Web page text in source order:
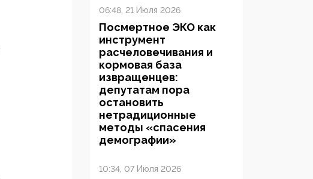
06:48, 21 Июля 2026
Посмертное ЭКО как
инструмент
расчеловечивания и
кормовая база
извращенцев:
депутатам пора
остановить
нетрадиционные
методы «спасения
демографии»
10:34, 07 Июля 2026